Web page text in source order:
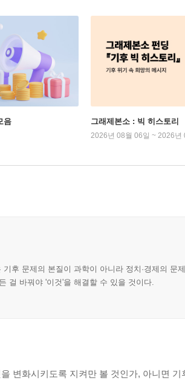
음 그래제본소 : 빅 히스토리
2026년 08월 06일 ~ 2026년
후 문제의 본질이 과학이 아니라 정치·경제의 문
걸 바꿔야 '이것'을 해결할 수 있을 것이다.
변화시키도록 지켜만 볼 것인가, 아니면 기